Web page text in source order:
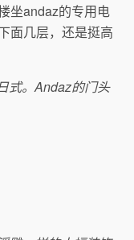
坐andaz的专用电
面几层，还是挺高
式。Andaz的门头